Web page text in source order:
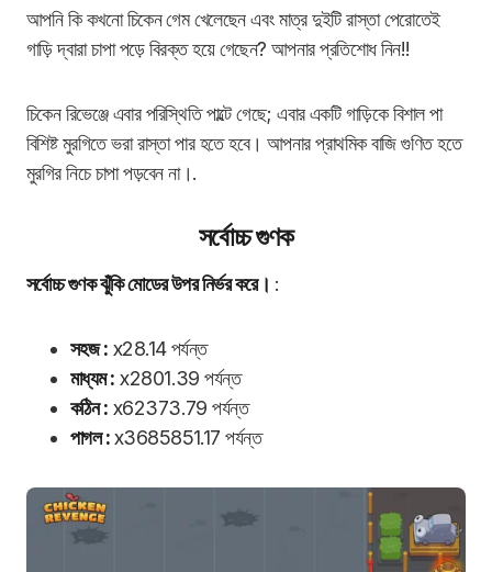
আপনি কি কখনো চিকেন গেম খেলেছেন এবং মাত্র দুইটি রাস্তা পেরোতেই
গাড়ি দ্বারা চাপা পড়ে বিরক্ত হয়ে গেছেন? আপনার প্রতিশোধ নিন!!
চিকেন রিভেঞ্জে এবার পরিস্থিতি পাল্টে গেছে; এবার একটি গাড়িকে বিশাল পা
বিশিষ্ট মুরগিতে ভরা রাস্তা পার হতে হবে। আপনার প্রাথমিক বাজি গুণিত হতে
মুরগির নিচে চাপা পড়বেন না।.
সর্বোচ্চ গুণক
সর্বোচ্চ গুণক ঝুঁকি মোডের উপর নির্ভর করে। :
সহজ : x28.14 পর্যন্ত
মাধ্যম : x2801.39 পর্যন্ত
কঠিন : x62373.79 পর্যন্ত
পাগল :x3685851.17 পর্যন্ত